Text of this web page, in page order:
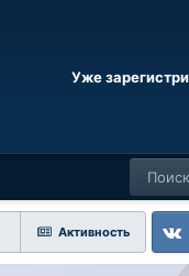
Уже
Активность